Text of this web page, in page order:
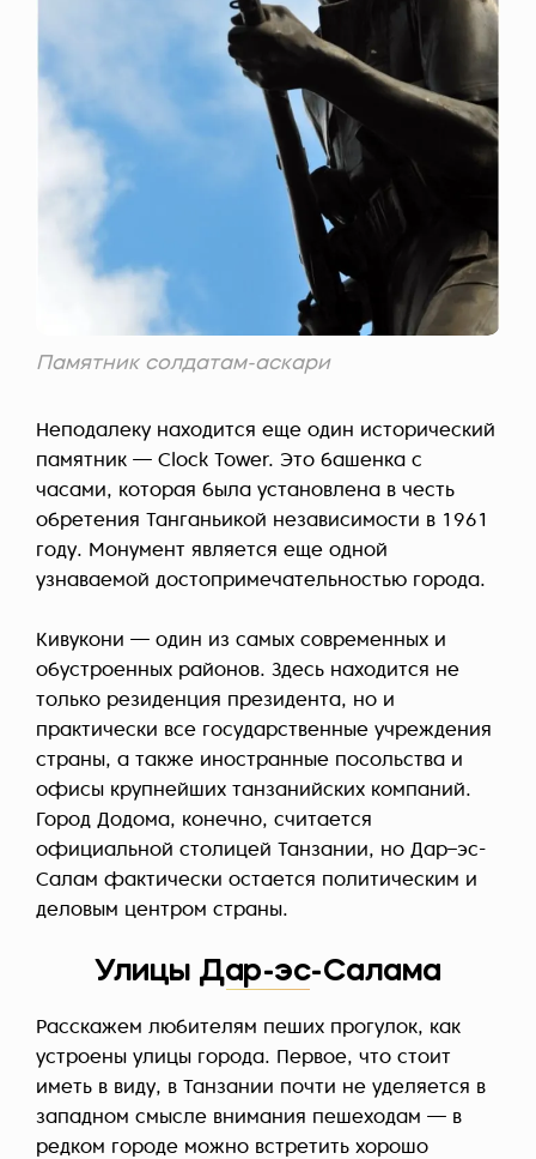
Памятник солдатам-аскари
Неподалеку находится еще один исторический
памятник — Clock Tower. Это башенка с
часами, которая была установлена в честь
обретения Танганьикой независимости в 1961
году. Монумент является еще одной
узнаваемой достопримечательностью города.
Кивукони — один из самых современных и
обустроенных районов. Здесь находится не
только резиденция президента, но и
практически все государственные учреждения
страны, а также иностранные посольства и
офисы крупнейших танзанийских компаний.
Город Додома, конечно, считается
официальной столицей Танзании, но Дар–эс-
Салам фактически остается политическим и
деловым центром страны.
Улицы Дар-эс-Салама
Расскажем любителям пеших прогулок, как
устроены улицы города. Первое, что стоит
иметь в виду, в Танзании почти не уделяется в
западном смысле внимания пешеходам — в
редком городе можно встретить хорошо